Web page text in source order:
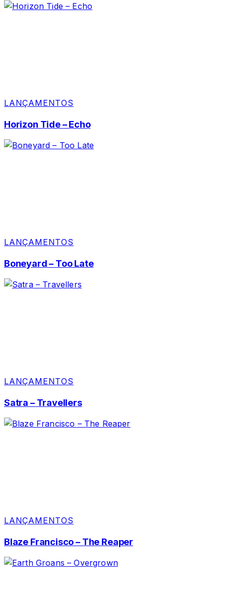
LANÇAMENTOS
Horizon Tide – Echo
LANÇAMENTOS
Boneyard – Too Late
LANÇAMENTOS
Satra – Travellers
LANÇAMENTOS
Blaze Francisco – The Reaper